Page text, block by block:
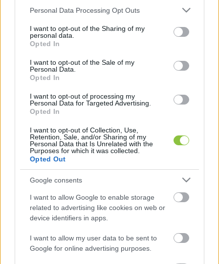
Please note that this website/app uses one or more Google
not limited to your visit or usage behaviour. You may click to
grant or deny consent to Google and its third-party tags to
use your data for below specified purposes in below Google
consent section.
Personal Data Processing Opt Outs
I want to opt-out of the Sharing of my
personal data.
Opted In
I want to opt-out of the Sale of my
Personal Data.
Opted In
I want to opt-out of processing my
Personal Data for Targeted Advertising.
Opted In
I want to opt-out of Collection, Use,
Retention, Sale, and/or Sharing of my
Personal Data that Is Unrelated with the
Purposes for which it was collected.
Opted Out
Google consents
I want to allow Google to enable storage
related to advertising like cookies on web or
device identifiers in apps.
I want to allow my user data to be sent to
Google for online advertising purposes.
vezetésével kormányon maradjon, már csak
azért is, mert a jelenleg rendelkezésre álló
információk alapján az ellenzéki pártok készek
A választási eredmény arra utal, hogy Donald
Tusk jobboldali-liberális Polgári Koalíció (KO)
nevű pártja lehet majd a következő, koalíciós
kormány vezető ereje. Ennek ellenére Mateusz
Morawiecki már a választás után közvetlenül azt
megbízást. Ezt Duda azzal indokolta, hogy
„folytatja a jó parlamenti hagyományt, mely
értelmében a győztes tömörülés kap elsőként
esélyt”.